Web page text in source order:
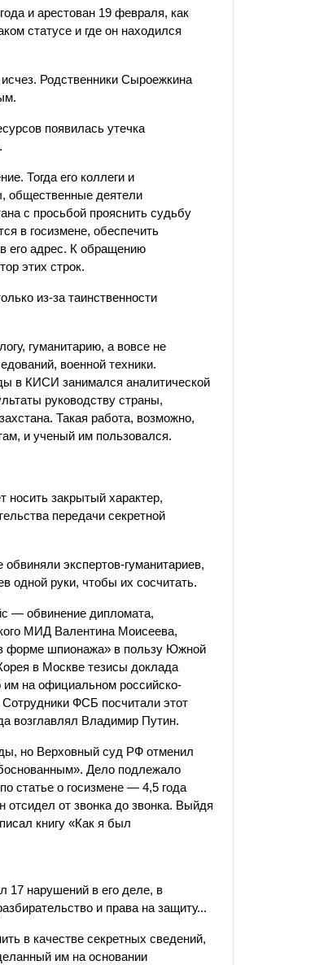
и арестован 19 февраля, как
статусе и где он находился
Родственники Сыроежкина
появилась утечка
Тогда его коллеги и
общественные деятели
с просьбой прояснить судьбу
в госизмене, обеспечить
его адрес. К обращению
этих строк.
из-за таинственности
гуманитарию, а вовсе не
военной техники.
в КИСИ занимался аналитической
руководству страны,
Такая работа, возможно,
и ученый им пользовался.
носить закрытый характер,
передачи секретной
экспертов-гуманитариев,
одной руки, чтобы их сосчитать.
— обвинение дипломата,
МИД Валентина Моисеева,
форме шпионажа» в пользу Южной
в Москве тезисы доклада
им на официальном российско-
ФСБ посчитали этот
возглавлял Владимир Путин.
но Верховный суд РФ отменил
Дело подлежало
статье о госизмене — 4,5 года
отсидел от звонка до звонка. Выйдя
книгу «Как я был
17 нарушений в его деле, в
и права на защиту...
в качестве секретных сведений,
им на основании